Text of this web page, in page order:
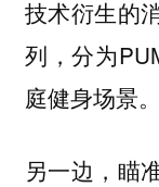
技术衍生的
列，分为
庭健身场景。
另一边，瞄